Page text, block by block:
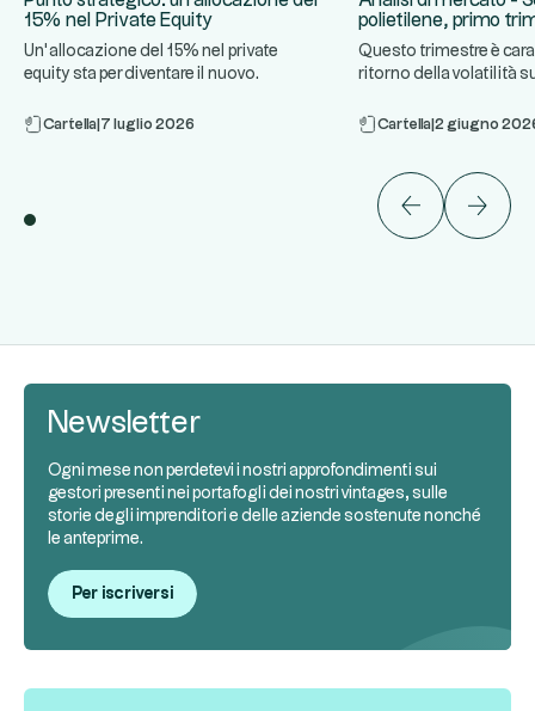
15% nel Private Equity
Un’allocazione del 15% nel private
equity sta per diventare il nuovo
Cartella 7 luglio 2026
polietilene, primo
Questo trimestre è
ritorno della volatilità
Cartella 2 giugno
Newsletter
Ogni mese non perdetevi i nostri approfondimenti sui
gestori presenti nei portafogli dei nostri vintages, sulle
storie degli imprenditori e delle aziende sostenute nonché
le anteprime.
Per iscriversi